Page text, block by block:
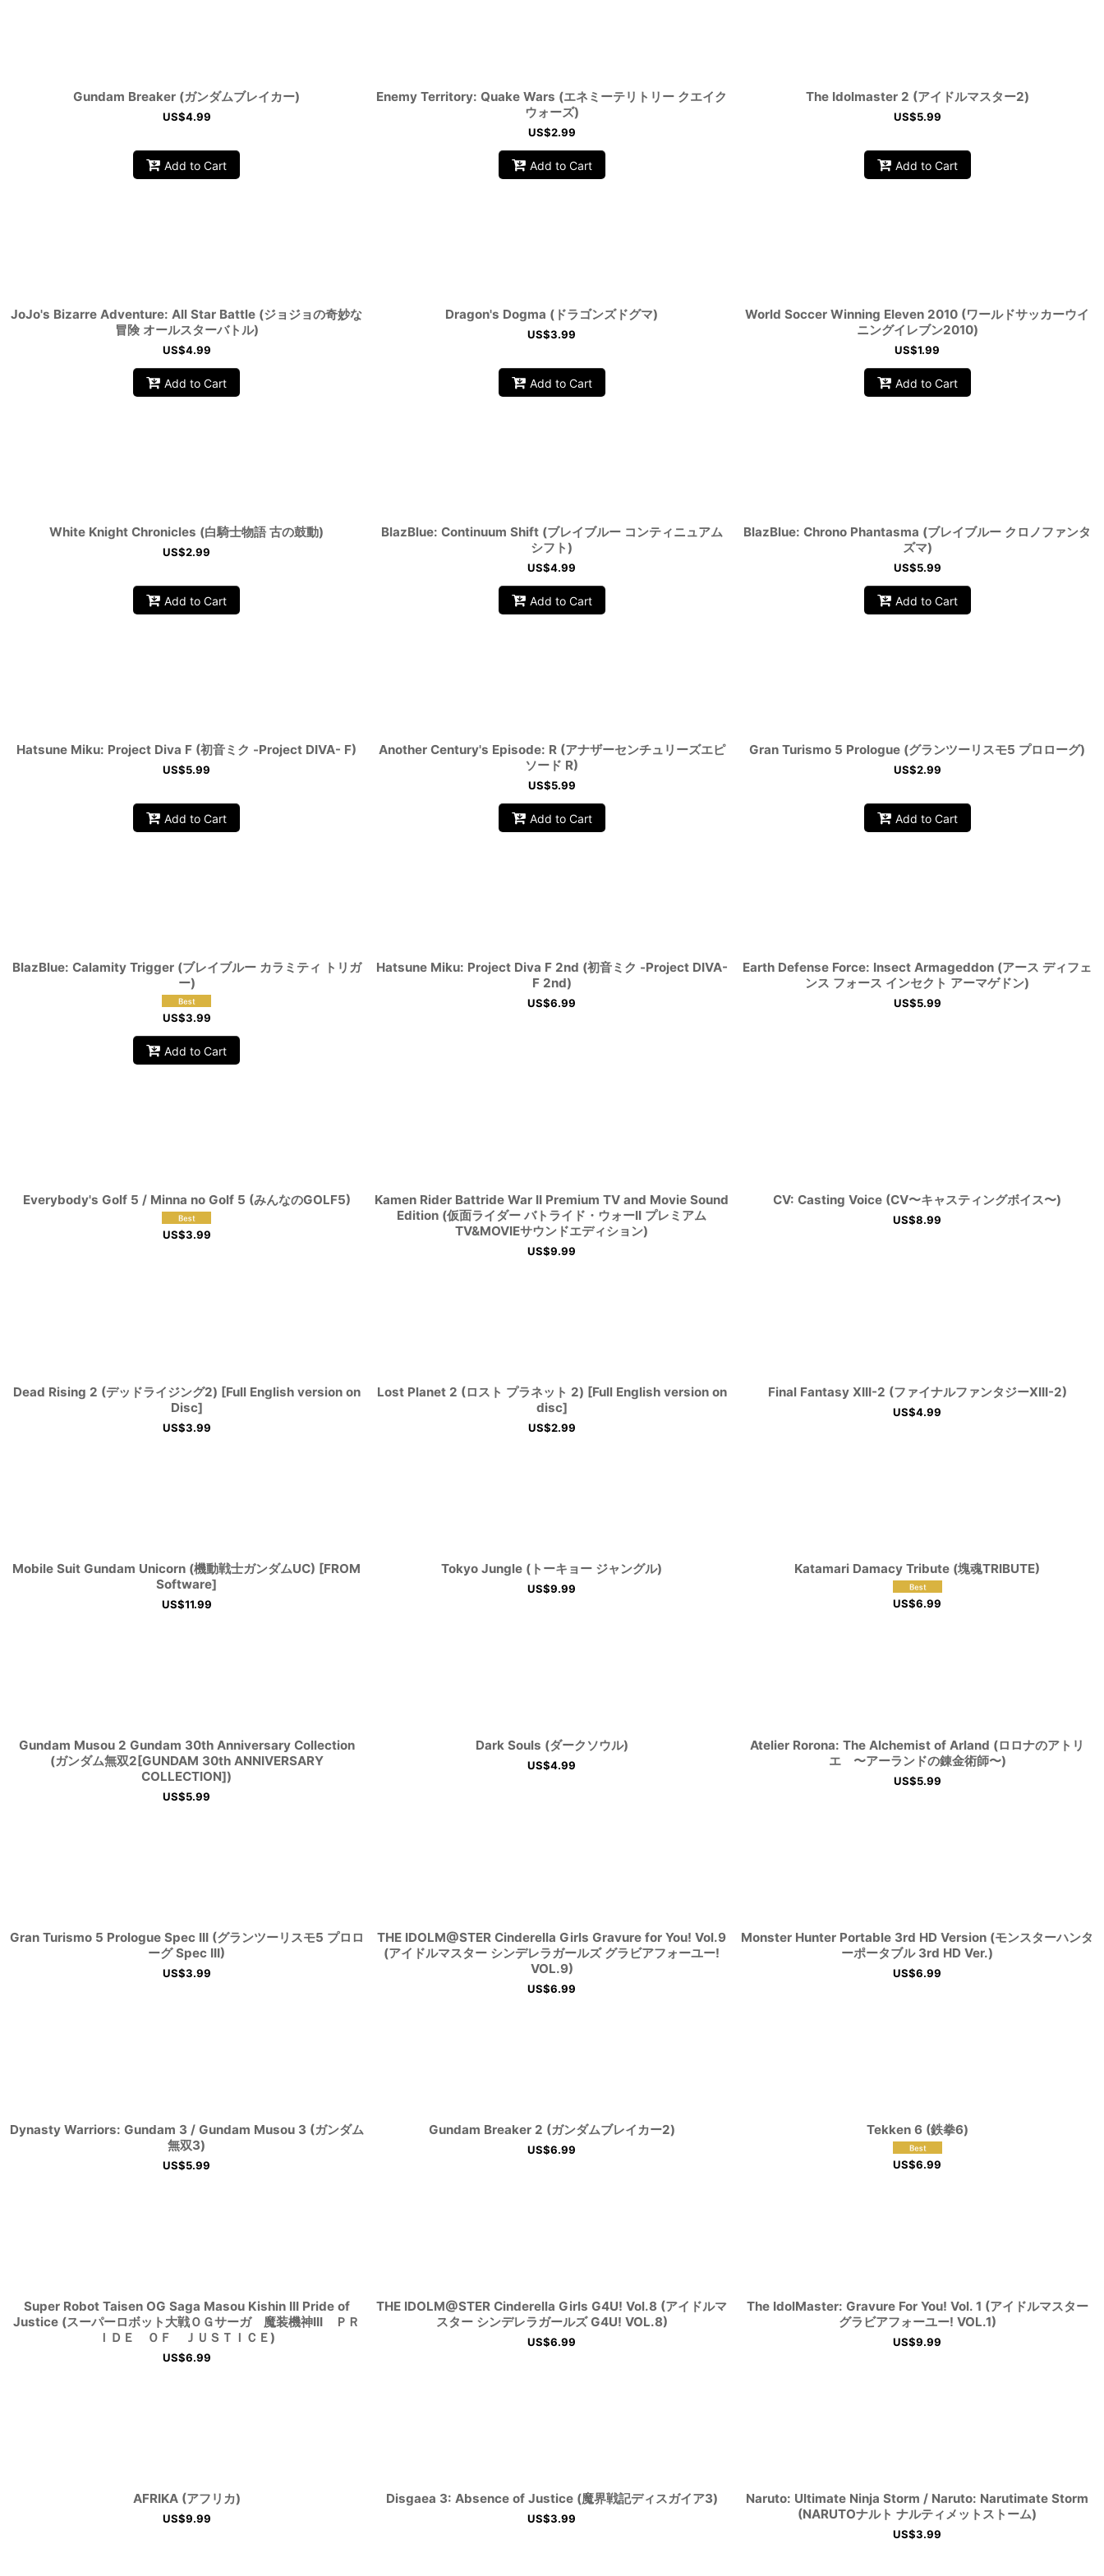
Gundam Breaker (ガンダムブレイカー)
US$4.99
Add to Cart
Enemy Territory: Quake Wars (エネミーテリトリー クエイク
ウォーズ)
US$2.99
Add to Cart
The Idolmaster 2 (アイドルマスター2)
US$5.99
Add to Cart
JoJo's Bizarre Adventure: All Star Battle (ジョジョの奇妙な
冒険 オールスターバトル)
US$4.99
Add to Cart
Dragon's Dogma (ドラゴンズドグマ)
US$3.99
Add to Cart
World Soccer Winning Eleven 2010 (ワールドサッカーウイ
ニングイレブン2010)
US$1.99
Add to Cart
White Knight Chronicles (白騎士物語 古の鼓動)
US$2.99
Add to Cart
BlazBlue: Continuum Shift (ブレイブルー コンティニュアム
シフト)
US$4.99
Add to Cart
BlazBlue: Chrono Phantasma (ブレイブルー クロノファンタ
ズマ)
US$5.99
Add to Cart
Hatsune Miku: Project Diva F (初音ミク -Project DIVA- F)
US$5.99
Add to Cart
Another Century's Episode: R (アナザーセンチュリーズエピ
ソード R)
US$5.99
Add to Cart
Gran Turismo 5 Prologue (グランツーリスモ5 プロローグ)
US$2.99
Add to Cart
BlazBlue: Calamity Trigger (ブレイブルー カラミティ トリガ
ー)
US$3.99
Add to Cart
Hatsune Miku: Project Diva F 2nd (初音ミク -Project DIVA-
F 2nd)
US$6.99
Earth Defense Force: Insect Armageddon (アース ディフェ
ンス フォース インセクト アーマゲドン)
US$5.99
Everybody's Golf 5 / Minna no Golf 5 (みんなのGOLF5)
US$3.99
Kamen Rider Battride War II Premium TV and Movie Sound
Edition (仮面ライダー バトライド・ウォーII プレミアム
TV&MOVIEサウンドエディション)
US$9.99
CV: Casting Voice (CV〜キャスティングボイス〜)
US$8.99
Dead Rising 2 (デッドライジング2) [Full English version on
Disc]
US$3.99
Lost Planet 2 (ロスト プラネット 2) [Full English version on
disc]
US$2.99
Final Fantasy XIII-2 (ファイナルファンタジーXIII-2)
US$4.99
Mobile Suit Gundam Unicorn (機動戦士ガンダムUC) [FROM
Software]
US$11.99
Tokyo Jungle (トーキョー ジャングル)
US$9.99
Katamari Damacy Tribute (塊魂TRIBUTE)
US$6.99
Gundam Musou 2 Gundam 30th Anniversary Collection
(ガンダム無双2[GUNDAM 30th ANNIVERSARY
COLLECTION])
US$5.99
Dark Souls (ダークソウル)
US$4.99
Atelier Rorona: The Alchemist of Arland (ロロナのアトリ
エ 〜アーランドの錬金術師〜)
US$5.99
Gran Turismo 5 Prologue Spec III (グランツーリスモ5 プロロ
ーグ Spec III)
US$3.99
THE IDOLM@STER Cinderella Girls Gravure for You! Vol.9
(アイドルマスター シンデレラガールズ グラビアフォーユー!
VOL.9)
US$6.99
Monster Hunter Portable 3rd HD Version (モンスターハンタ
ーポータブル 3rd HD Ver.)
US$6.99
Dynasty Warriors: Gundam 3 / Gundam Musou 3 (ガンダム
無双3)
US$5.99
Gundam Breaker 2 (ガンダムブレイカー2)
US$6.99
Tekken 6 (鉄拳6)
US$6.99
Super Robot Taisen OG Saga Masou Kishin III Pride of
Justice (スーパーロボット大戦ＯＧサーガ 魔装機神III ＰＲ
ＩＤＥ ＯＦ ＪＵＳＴＩＣＥ)
US$6.99
THE IDOLM@STER Cinderella Girls G4U! Vol.8 (アイドルマ
スター シンデレラガールズ G4U! VOL.8)
US$6.99
The IdolMaster: Gravure For You! Vol. 1 (アイドルマスター
グラビアフォーユー! VOL.1)
US$9.99
AFRIKA (アフリカ)
US$9.99
Disgaea 3: Absence of Justice (魔界戦記ディスガイア3)
US$3.99
Naruto: Ultimate Ninja Storm / Naruto: Narutimate Storm
(NARUTOナルト ナルティメットストーム)
US$3.99